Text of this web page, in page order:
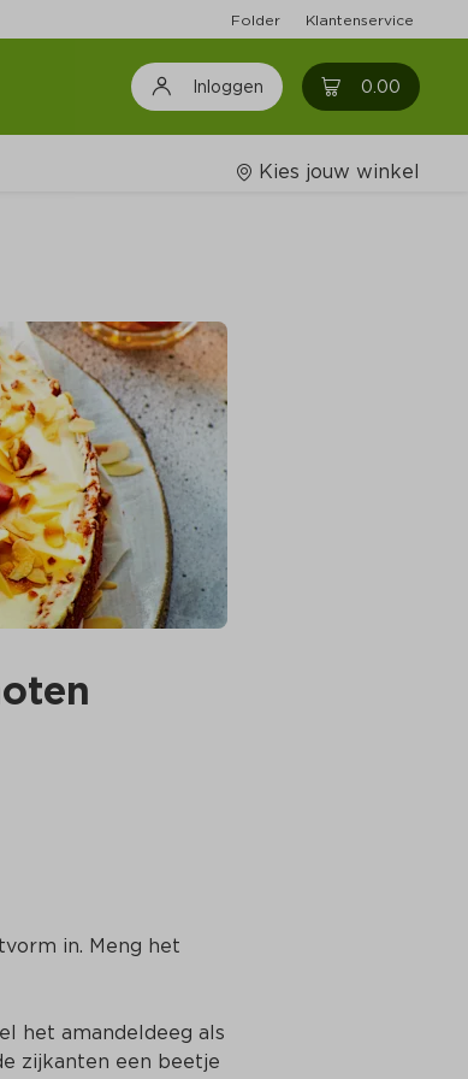
Folder Klantenservice
Inloggen 0.00 0
Kies jouw winkel
in. Meng het
het amandeldeeg als
zijkanten een beetje